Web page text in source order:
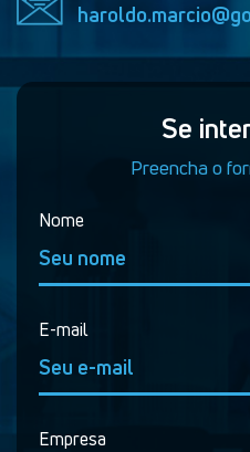
Se
Preencha o
Nome
E-mail
Empresa